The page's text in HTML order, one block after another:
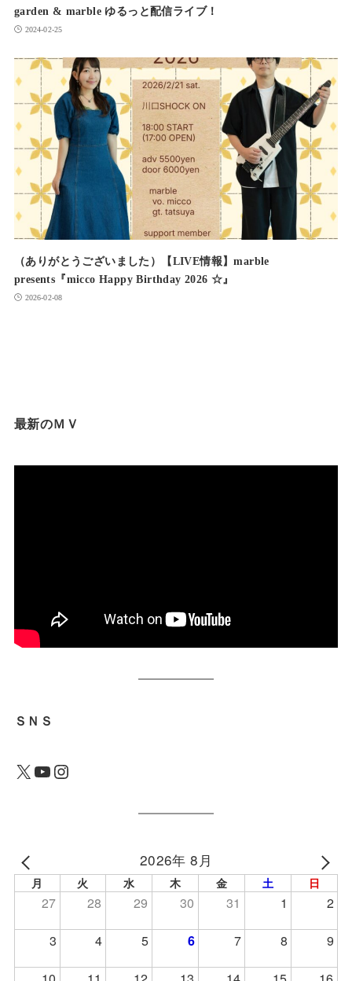
garden & marble ゆるっと配信ライブ！
2024-02-25
（ありがとうございました）【LIVE情報】marble
presents『micco Happy Birthday 2026 ☆』
2026-02-08
最新のＭＶ
ＳＮＳ
X YouTube
Instagram
2026年 8月
月 火 水 木 金 土 日
27 28 29 30 31 1 2
3 4 5 6 7 8 9